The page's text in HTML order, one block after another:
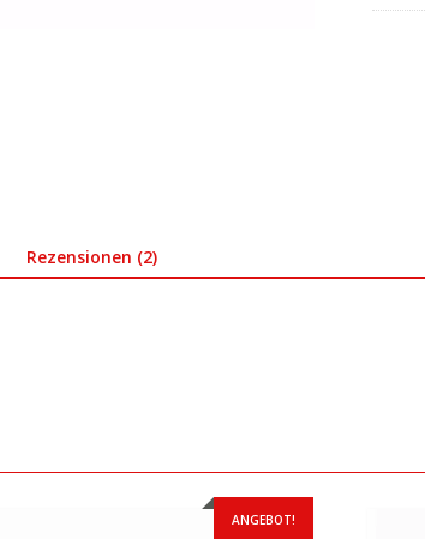
Rezensionen (2)
ANGEBOT!